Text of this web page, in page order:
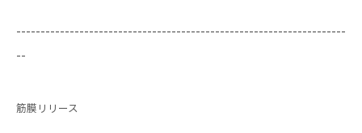
--------------------------------------------------------------------
--
筋膜リリース